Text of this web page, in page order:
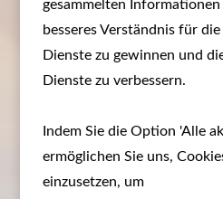
gesammelten Informationen
besseres Verständnis für
Dienste zu gewinnen und
Dienste zu verbessern.
Indem Sie die Option 'Alle
ermöglichen Sie uns,
einzusetzen, um